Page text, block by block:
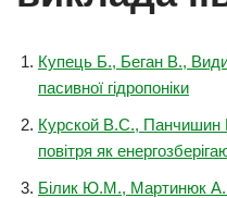
Купець Б., Беган В.,
пасивної гідропоніки
Курской В.С.,
повітря як
Білик Ю.М., Мартинюк